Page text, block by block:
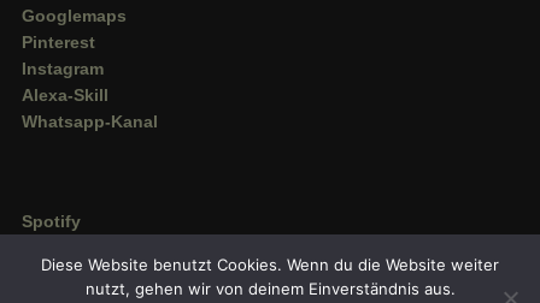
Googlemaps
Pinterest
Instagram
Alexa-Skill
Whatsapp-Kanal
Spotify
Amazon Music
Diese Website benutzt Cookies. Wenn du die Website weiter
nutzt, gehen wir von deinem Einverständnis aus.